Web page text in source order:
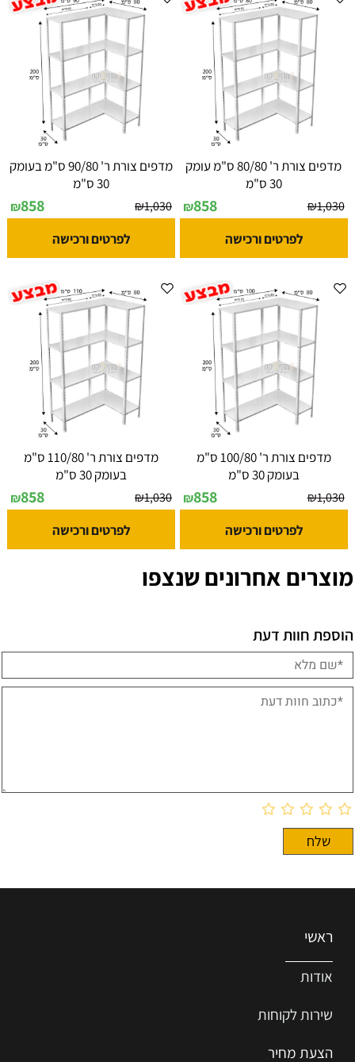
מדפים צורת ר' 80/80 ס"מ עומק
30 ס"מ
₪1,030
₪858
לפרטים ורכישה
מדפים צורת ר' 90/80 ס"מ בעומק
30 ס"מ
₪1,030
₪858
לפרטים ורכישה
מדפים צורת ר' 100/80 ס"מ
בעומק 30 ס"מ
₪1,030
₪858
לפרטים ורכישה
מדפים צורת ר' 110/80 ס"מ
בעומק 30 ס"מ
₪1,030
₪858
לפרטים ורכישה
מוצרים אחרונים שנצפו
הוספת חוות דעת
ראשי
אודות
שירות לקוחות
הצעת מחיר